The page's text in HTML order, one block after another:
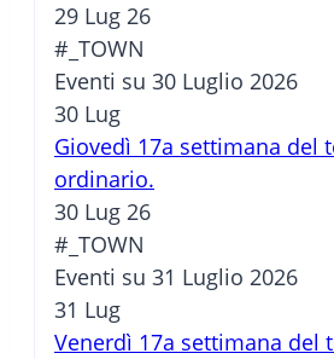
29 Lug 26
#_TOWN
Eventi su 30 Luglio 2026
30 Lug
Giovedì 17a settimana del
ordinario.
30 Lug 26
#_TOWN
Eventi su 31 Luglio 2026
31 Lug
Venerdì 17a settimana del